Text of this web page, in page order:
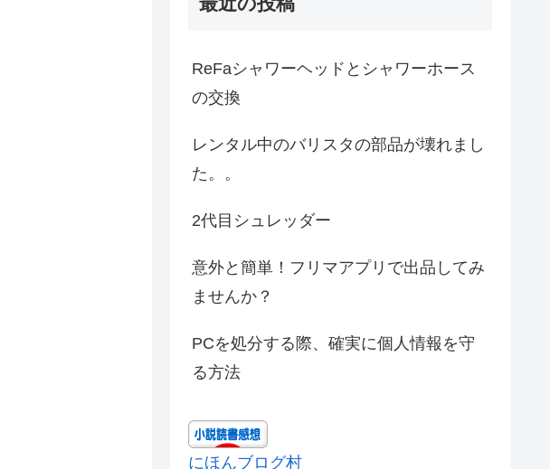
ReFaシャワーヘッドとシャワーホース
の交換
レンタル中のバリスタの部品が壊れまし
た。。
2代目シュレッダー
意外と簡単！フリマアプリで出品してみ
ませんか？
PCを処分する際、確実に個人情報を守
る方法
にほんブログ村